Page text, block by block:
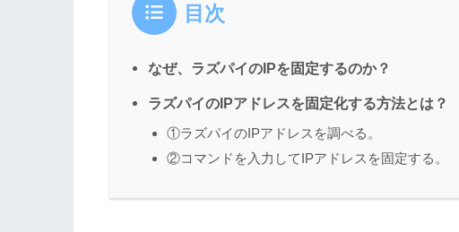
目次
なぜ、ラズパイのIPを固定するのか？
ラズパイのIPアドレスを固定化する方法とは？
①ラズパイのIPアドレスを調べる。
②コマンドを入力してIPアドレスを固定する。